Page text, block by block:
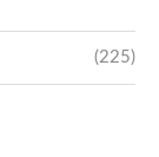
(225)